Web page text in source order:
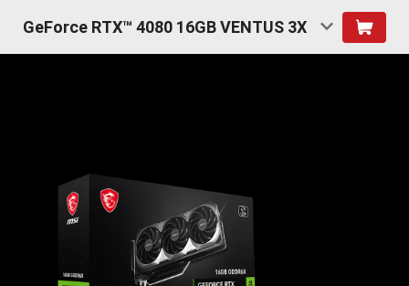
GeForce RTX™ 4080 16GB VENTUS 3X